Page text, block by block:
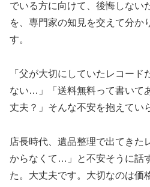
でいる方に向けて、後悔しない
を、専門家の知見を交えて分か
す。
「父が大切にしていたレコード
ない…」「送料無料って書いて
丈夫？」そんな不安を抱えてい
店長時代、遺品整理で出てきた
からなくて…」と不安そうに話
た。大丈夫です。大切なのは価